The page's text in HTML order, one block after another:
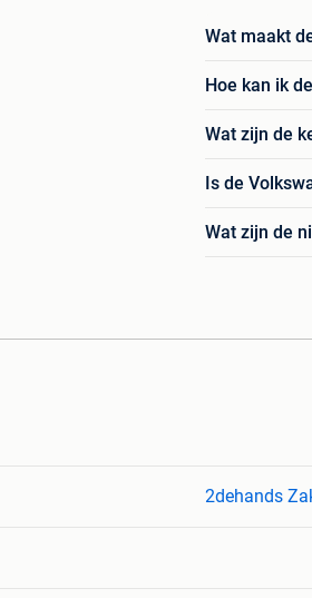
Wat maakt
Hoe kan ik
Wat zijn de
Is de
Wat zijn de
2dehands